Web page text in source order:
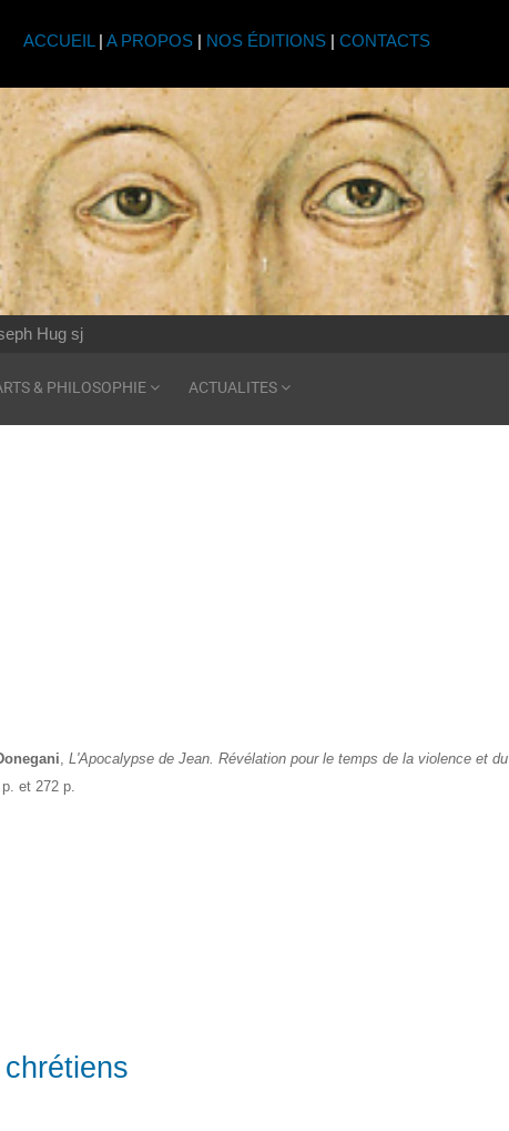
ACCUEIL | A PROPOS| NOS ÉDITIONS| CONTACTS
Hug sj
& PHILOSOPHIE ACTUALITES
L'Apocalypse de Jean. Révélation pour le temps de la violence et du
et 272 p.